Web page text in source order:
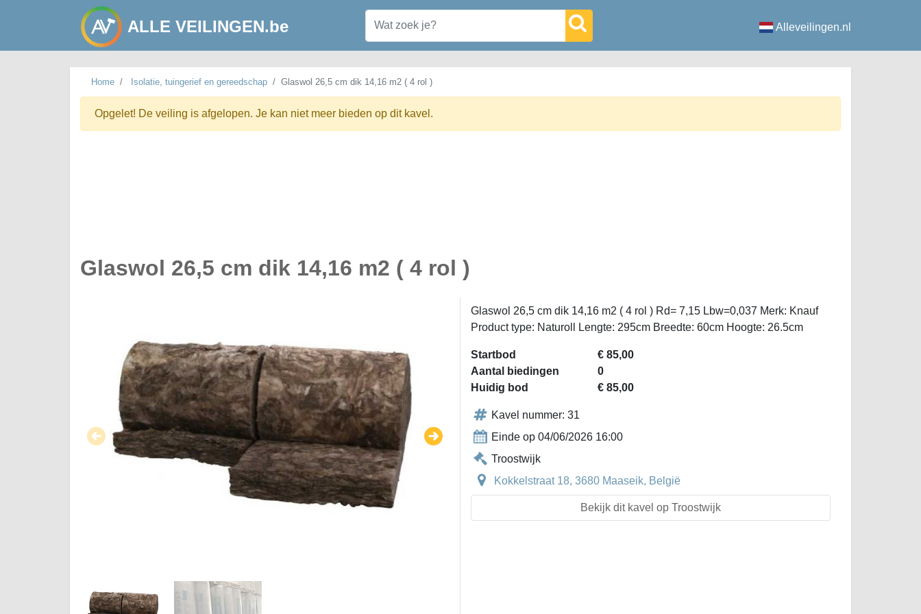
ALLE VEILINGEN.be Alleveilingen.nl
Home Isolatie, tuingerief en gereedschap Glaswol 26,5 cm dik 14,16 m2 ( 4 rol )
Opgelet! De veiling is afgelopen. Je kan niet meer bieden op dit kavel.
Glaswol 26,5 cm dik 14,16 m2 ( 4 rol )
Glaswol 26,5 cm dik 14,16 m2 ( 4 rol ) Rd= 7,15 Lbw=0,037 Merk: Knauf
Product type: Naturoll Lengte: 295cm Breedte: 60cm Hoogte: 26.5cm
Startbod
€ 85,00
Aantal biedingen
0
Huidig bod
€ 85,00
Kavel nummer: 31
Einde op 04/06/2026 16:00
Troostwijk
Kokkelstraat 18, 3680 Maaseik, België
Bekijk dit kavel op Troostwijk